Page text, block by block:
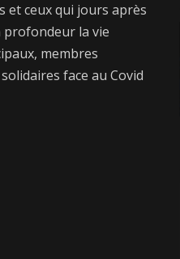
et ceux qui jours après
la vie
membres
face au Covid